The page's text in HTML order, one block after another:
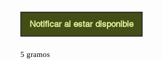
Notificar al estar disponible
5 gramos